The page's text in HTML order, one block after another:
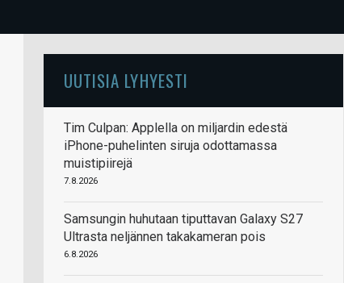
UUTISIA LYHYESTI
Tim Culpan: Applella on miljardin edestä
iPhone-puhelinten siruja odottamassa
muistipiirejä
7.8.2026
Samsungin huhutaan tiputtavan Galaxy S27
Ultrasta neljännen takakameran pois
6.8.2026